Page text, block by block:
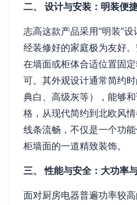
二、 设计与安装：明装便
志高这款产品采用“明装”
经装修好的家庭极为友好
在墙面或柜体合适位置固
可。其外观设计通常简约
典白、高级灰等），能够
格，从现代简约到北欧风
线条流畅，不仅是一个功
柜墙面的一道精致装饰。
三、 性能与安全：大功率
面对厨房电器普遍功率较